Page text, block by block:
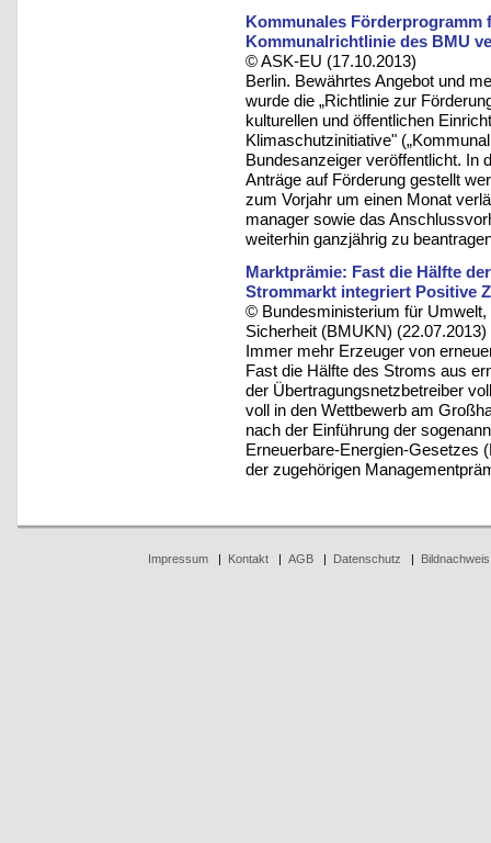
Kommunales
Kommunalrichtlinie des BMU
© ASK-EU (17.10.2013)
Berlin. Bewährtes Angebot und
wurde die „Richtlinie zur
kulturellen und öffentlichen
Klimaschutzinitiative"
Bundesanzeiger veröffentlicht. In
Anträge auf Förderung gestellt
zum Vorjahr um einen Monat
manager sowie das
weiterhin ganzjährig zu
Marktprämie: Fast die Hälfte
Strommarkt integriert Positive
© Bundesministerium für
Sicherheit (BMUKN) (22.07.2013)
Immer mehr Erzeuger von
Fast die Hälfte des Stroms aus
der Übertragungsnetzbetreiber
voll in den Wettbewerb am
nach der Einführung der
Erneuerbare-Energien-Gesetzes
der zugehörigen
Impressum| Kontakt| AGB| Datenschutz | Bildnachweis